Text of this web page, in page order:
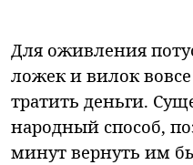
Для оживления
ложек и вилок
тратить деньги.
народный способ,
минут вернуть им